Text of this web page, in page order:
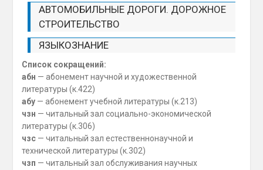
АВТОМОБИЛЬНЫЕ ДОРОГИ. ДОРОЖНОЕ
СТРОИТЕЛЬСТВО
ЯЗЫКОЗНАНИЕ
Список сокращений:
абн — абонемент научной и художественной
литературы (к.422)
абу— абонемент учебной литературы (к.213)
чзн — читальный зал социально-экономической
литературы (к.306)
чзс— читальный зал естественнонаучной и
технической литературы (к.302)
чзп — читальный зал обслуживания научных